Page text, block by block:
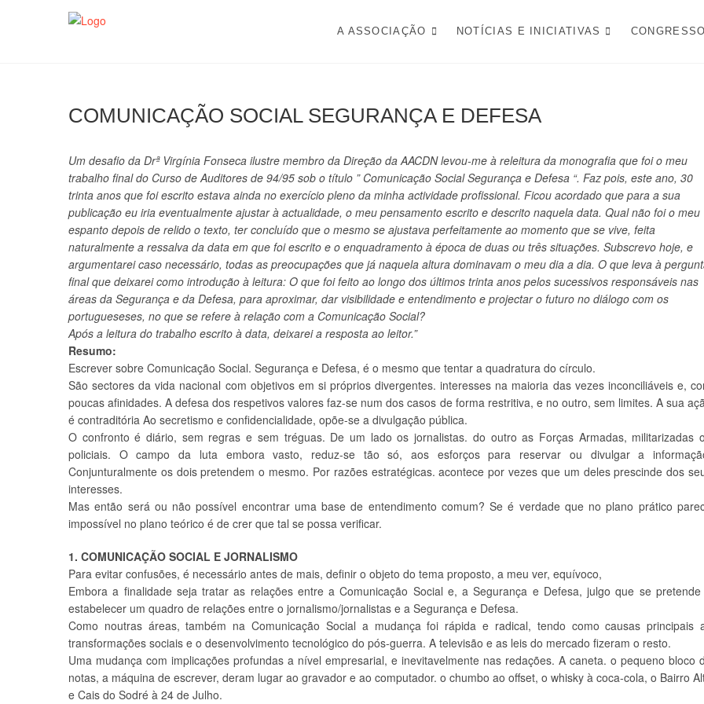
A ASSOCIAÇÃO NOTÍCIAS E INICIATIVAS CONGRESSO
COMUNICAÇÃO SOCIAL SEGURANÇA E DEFESA
Um desafio da Drª Virgínia Fonseca ilustre membro da Direção da AACDN levou-me à releitura da monografia que foi o meu
trabalho final do Curso de Auditores de 94/95 sob o título ” Comunicação Social Segurança e Defesa “. Faz pois, este ano, 30
trinta anos que foi escrito estava ainda no exercício pleno da minha actividade profissional. Ficou acordado que para a sua
publicação eu iria eventualmente ajustar à actualidade, o meu pensamento escrito e descrito naquela data. Qual não foi o meu
espanto depois de relido o texto, ter concluído que o mesmo se ajustava perfeitamente ao momento que se vive, feita
naturalmente a ressalva da data em que foi escrito e o enquadramento à época de duas ou três situações. Subscrevo hoje, e
argumentarei caso necessário, todas as preocupações que já naquela altura dominavam o meu dia a dia. O que leva à
final que deixarei como introdução à leitura: O que foi feito ao longo dos últimos trinta anos pelos sucessivos responsáveis nas
áreas da Segurança e da Defesa, para aproximar, dar visibilidade e entendimento e projectar o futuro no diálogo com os
portugueseses, no que se refere à relação com a Comunicação Social?
Após a leitura do trabalho escrito à data, deixarei a resposta ao leitor.”
Resumo:
Escrever sobre Comunicação Social. Segurança e Defesa, é o mesmo que tentar a quadratura do círculo.
São sectores da vida nacional com objetivos em si próprios divergentes. interesses na maioria das vezes inconciliáveis e,
poucas afinidades. A defesa dos respetivos valores faz-se num dos casos de forma restritiva, e no outro, sem limites. A sua
é contraditória Ao secretismo e confidencialidade, opõe-se a divulgação pública.
O confronto é diário, sem regras e sem tréguas. De um lado os jornalistas. do outro as Forças Armadas, militarizadas
policiais. O campo da luta embora vasto, reduz-se tão só, aos esforços para reservar ou divulgar a
Conjunturalmente os dois pretendem o mesmo. Por razões estratégicas. acontece por vezes que um deles prescinde dos
interesses.
Mas então será ou não possível encontrar uma base de entendimento comum? Se é verdade que no plano prático
impossível no plano teórico é de crer que tal se possa verificar.
1. COMUNICAÇÃO SOCIAL E JORNALISMO
Para evitar confusões, é necessário antes de mais, definir o objeto do tema proposto, a meu ver, equívoco,
Embora a finalidade seja tratar as relações entre a Comunicação Social e, a Segurança e Defesa, julgo que se
estabelecer um quadro de relações entre o jornalismo/jornalistas e a Segurança e Defesa.
Como noutras áreas, também na Comunicação Social a mudança foi rápida e radical, tendo como causas principais
transformações sociais e o desenvolvimento tecnológico do pós-guerra. A televisão e as leis do mercado fizeram o resto.
Uma mudança com implicações profundas a nível empresarial, e inevitavelmente nas redações. A caneta. o pequeno bloco
notas, a máquina de escrever, deram lugar ao gravador e ao computador. o chumbo ao offset, o whisky à coca-cola, o Bairro
e Cais do Sodré à 24 de Julho.